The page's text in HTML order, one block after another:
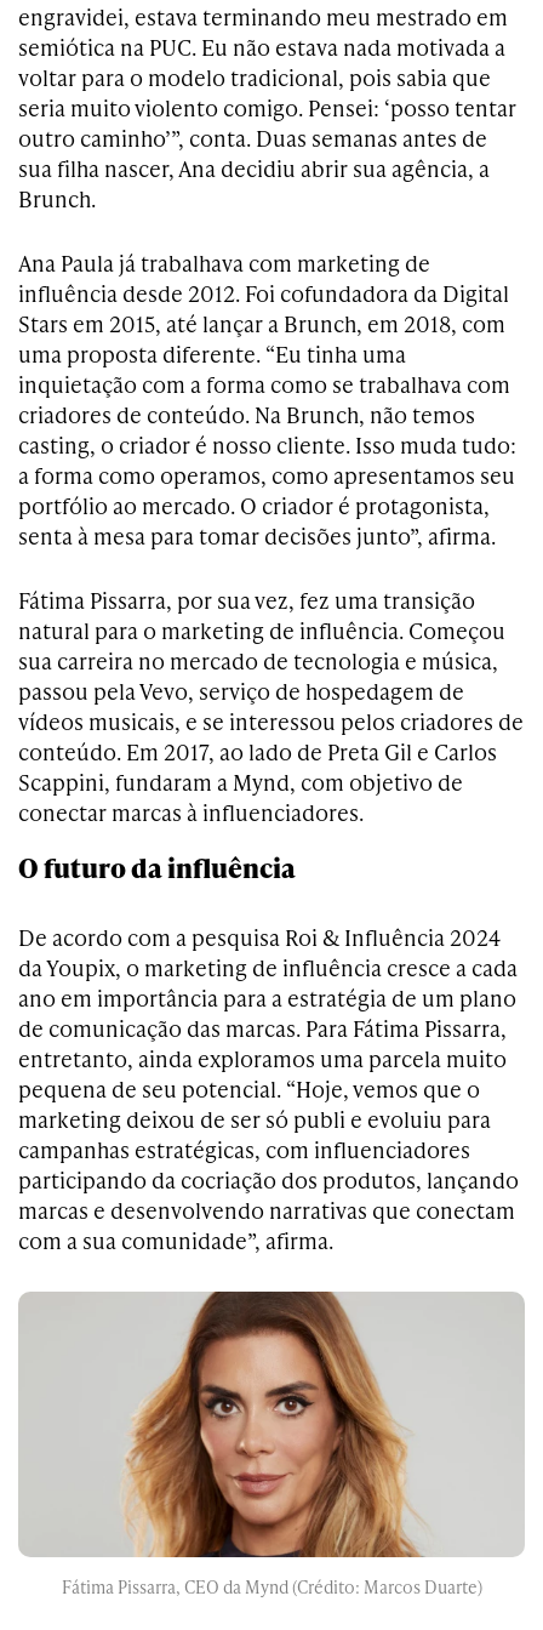
engravidei, estava terminando meu mestrado em
semiótica na PUC. Eu não estava nada motivada a
voltar para o modelo tradicional, pois sabia que
seria muito violento comigo. Pensei: ‘posso tentar
outro caminho’”, conta. Duas semanas antes de
sua filha nascer, Ana decidiu abrir sua agência, a
Brunch.
Ana Paula já trabalhava com marketing de
influência desde 2012. Foi cofundadora da Digital
Stars em 2015, até lançar a Brunch, em 2018, com
uma proposta diferente. “Eu tinha uma
inquietação com a forma como se trabalhava com
criadores de conteúdo. Na Brunch, não temos
casting, o criador é nosso cliente. Isso muda tudo:
a forma como operamos, como apresentamos seu
portfólio ao mercado. O criador é protagonista,
senta à mesa para tomar decisões junto”, afirma.
Fátima Pissarra, por sua vez, fez uma transição
natural para o marketing de influência. Começou
sua carreira no mercado de tecnologia e música,
passou pela Vevo, serviço de hospedagem de
vídeos musicais, e se interessou pelos criadores de
conteúdo. Em 2017, ao lado de Preta Gil e Carlos
Scappini, fundaram a Mynd, com objetivo de
conectar marcas à influenciadores.
O futuro da influência
De acordo com a pesquisa Roi & Influência 2024
da Youpix, o marketing de influência cresce a cada
ano em importância para a estratégia de um plano
de comunicação das marcas. Para Fátima Pissarra,
entretanto, ainda exploramos uma parcela muito
pequena de seu potencial. “Hoje, vemos que o
marketing deixou de ser só publi e evoluiu para
campanhas estratégicas, com influenciadores
participando da cocriação dos produtos, lançando
marcas e desenvolvendo narrativas que conectam
com a sua comunidade”, afirma.
Fátima Pissarra, CEO da Mynd (Crédito: Marcos Duarte)